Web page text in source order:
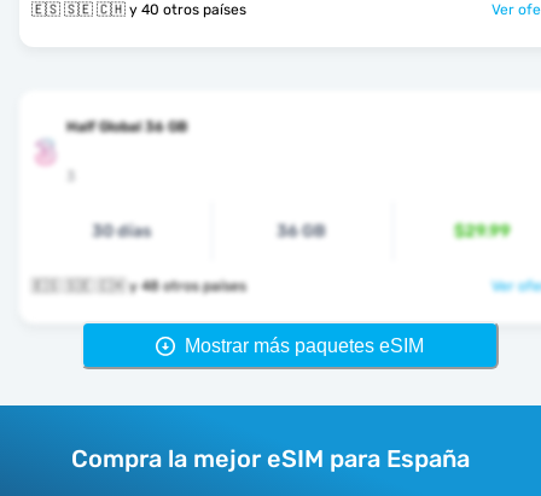
🇪🇸 🇸🇪 🇨🇭 y 40 otros países Ver
Half Global 36 GB
30 días 36 GB $29.99
🇪🇸 🇸🇪 🇨🇭 y 48 otros países Ver
Mostrar más paquetes eSIM
Compra la mejor eSIM para España